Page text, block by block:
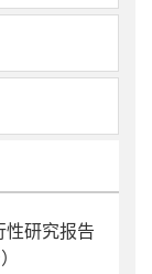
性研究报告